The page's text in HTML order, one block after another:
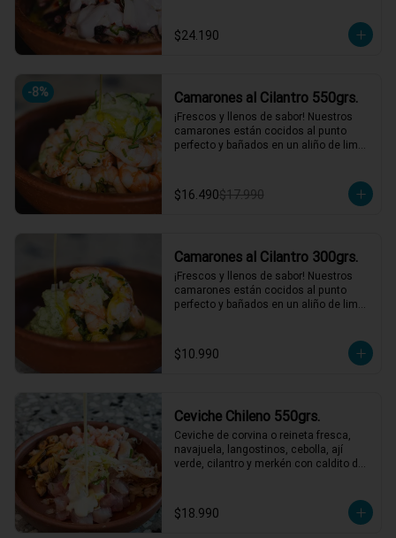
quienes buscan algo especial y lleno
de sabor! 🐙🍋
*El peso neto corresponde al producto
en su presentación completa, salsas o
acompañamientos incluidos.
$24.190
-8% Camarones al Cilantro 550grs.
¡Frescos y llenos de sabor! Nuestros
camarones están cocidos al punto
perfecto y bañados en un aliño de limón
que le da ese toque final irresistible.
¡Perfectos para una comida rápida y
*El peso neto corresponde al producto
en su presentación completa, salsas o
acompañamientos incluidos.
$16.490$17.990
Camarones al Cilantro 300grs.
¡Frescos y llenos de sabor! Nuestros
camarones están cocidos al punto
perfecto y bañados en un aliño de limón
que le da ese toque final irresistible.
¡Perfectos para una comida rápida y
*El peso neto corresponde al producto
en su presentación completa, salsas o
acompañamientos incluidos.
$10.990
Ceviche Chileno 550grs.
Ceviche de corvina o reineta fresca,
navajuela, langostinos, cebolla, ají
verde, cilantro y merkén con caldito de
weno!!
$18.990